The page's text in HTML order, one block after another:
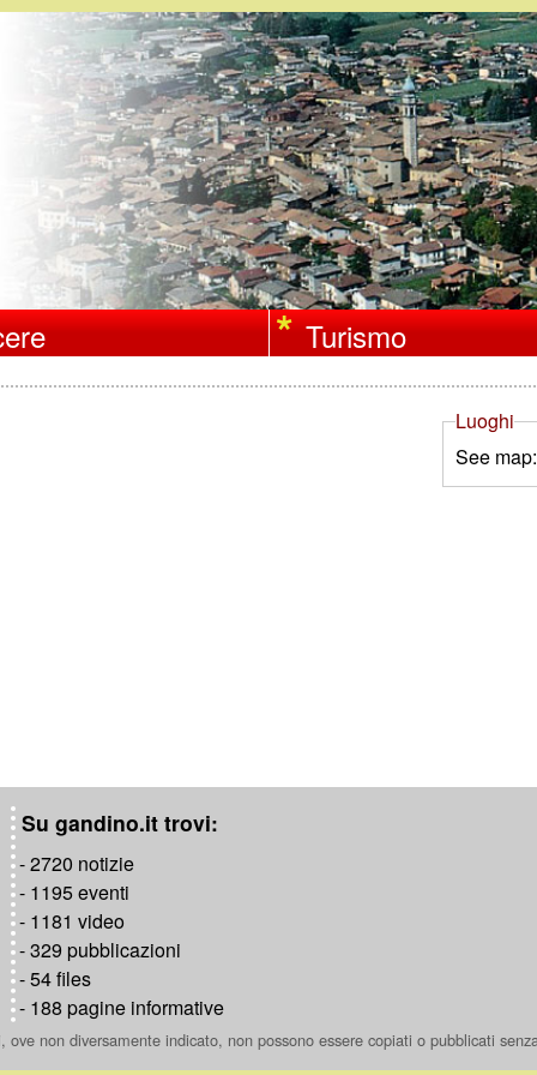
Salta
al
contenuto
principale
Turismo
Luoghi
See
Su gandino.it trovi:
- 2720 notizie
- 1195 eventi
- 1181 video
- 329 pubblicazioni
- 54 files
- 188 pagine informative
ove non diversamente indicato, non possono essere copiati o pubblicati